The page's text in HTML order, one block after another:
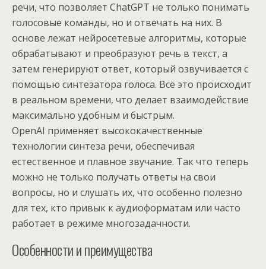
речи, что позволяет ChatGPT не только понимать
голосовые команды, но и отвечать на них. В
основе лежат нейросетевые алгоритмы, которые
обрабатывают и преобразуют речь в текст, а
затем генерируют ответ, который озвучивается с
помощью синтезатора голоса. Всё это происходит
в реальном времени, что делает взаимодействие
максимально удобным и быстрым.
OpenAI применяет высококачественные
технологии синтеза речи, обеспечивая
естественное и плавное звучание. Так что теперь
можно не только получать ответы на свои
вопросы, но и слушать их, что особенно полезно
для тех, кто привык к аудиоформатам или часто
работает в режиме многозадачности.
Особенности и преимущества